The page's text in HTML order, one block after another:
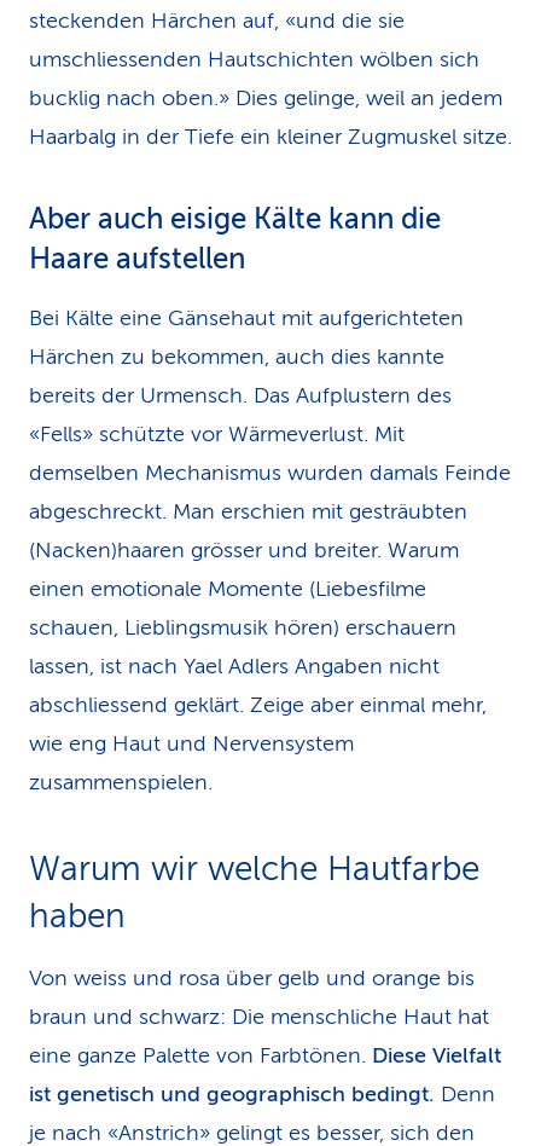
steckenden Härchen auf, «und die sie
umschliessenden Hautschichten wölben sich
bucklig nach oben.» Dies gelinge, weil an jedem
Haarbalg in der Tiefe ein kleiner Zugmuskel sitze.
Aber auch eisige Kälte kann die
Haare aufstellen
Bei Kälte eine Gänsehaut mit aufgerichteten
Härchen zu bekommen, auch dies kannte
bereits der Urmensch. Das Aufplustern des
«Fells» schützte vor Wärmeverlust. Mit
demselben Mechanismus wurden damals Feinde
abgeschreckt. Man erschien mit gesträubten
(Nacken)haaren grösser und breiter. Warum
einen emotionale Momente (Liebesfilme
schauen, Lieblingsmusik hören) erschauern
lassen, ist nach Yael Adlers Angaben nicht
abschliessend geklärt. Zeige aber einmal mehr,
wie eng Haut und Nervensystem
zusammenspielen.
Warum wir welche Hautfarbe
haben
Von weiss und rosa über gelb und orange bis
braun und schwarz: Die menschliche Haut hat
eine ganze Palette von Farbtönen. Diese Vielfalt
ist genetisch und geographisch bedingt. Denn
je nach «Anstrich» gelingt es besser, sich den